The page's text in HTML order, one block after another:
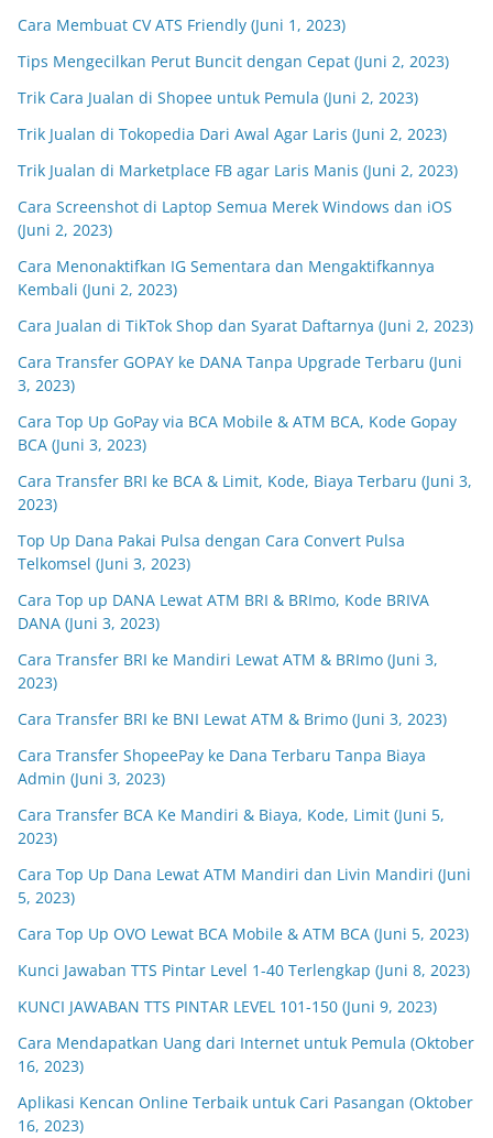
Cara Membuat CV ATS Friendly (Juni 1, 2023)
Tips Mengecilkan Perut Buncit dengan Cepat (Juni 2, 2023)
Trik Cara Jualan di Shopee untuk Pemula (Juni 2, 2023)
Trik Jualan di Tokopedia Dari Awal Agar Laris (Juni 2, 2023)
Trik Jualan di Marketplace FB agar Laris Manis (Juni 2, 2023)
Cara Screenshot di Laptop Semua Merek Windows dan iOS
(Juni 2, 2023)
Cara Menonaktifkan IG Sementara dan Mengaktifkannya
Kembali (Juni 2, 2023)
Cara Jualan di TikTok Shop dan Syarat Daftarnya (Juni 2, 2023)
Cara Transfer GOPAY ke DANA Tanpa Upgrade Terbaru (Juni
3, 2023)
Cara Top Up GoPay via BCA Mobile & ATM BCA, Kode Gopay
BCA (Juni 3, 2023)
Cara Transfer BRI ke BCA & Limit, Kode, Biaya Terbaru (Juni 3,
2023)
Top Up Dana Pakai Pulsa dengan Cara Convert Pulsa
Telkomsel (Juni 3, 2023)
Cara Top up DANA Lewat ATM BRI & BRImo, Kode BRIVA
DANA (Juni 3, 2023)
Cara Transfer BRI ke Mandiri Lewat ATM & BRImo (Juni 3,
2023)
Cara Transfer BRI ke BNI Lewat ATM & Brimo (Juni 3, 2023)
Cara Transfer ShopeePay ke Dana Terbaru Tanpa Biaya
Admin (Juni 3, 2023)
Cara Transfer BCA Ke Mandiri & Biaya, Kode, Limit (Juni 5,
2023)
Cara Top Up Dana Lewat ATM Mandiri dan Livin Mandiri (Juni
5, 2023)
Cara Top Up OVO Lewat BCA Mobile & ATM BCA (Juni 5, 2023)
Kunci Jawaban TTS Pintar Level 1-40 Terlengkap (Juni 8, 2023)
KUNCI JAWABAN TTS PINTAR LEVEL 101-150 (Juni 9, 2023)
Cara Mendapatkan Uang dari Internet untuk Pemula (Oktober
16, 2023)
Aplikasi Kencan Online Terbaik untuk Cari Pasangan (Oktober
16, 2023)